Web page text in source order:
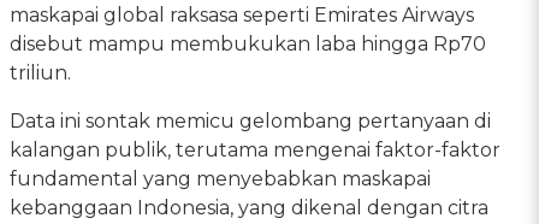
maskapai global raksasa seperti Emirates Airways
disebut mampu membukukan laba hingga Rp70
triliun.
Data ini sontak memicu gelombang pertanyaan di
kalangan publik, terutama mengenai faktor-faktor
fundamental yang menyebabkan maskapai
kebanggaan Indonesia, yang dikenal dengan citra